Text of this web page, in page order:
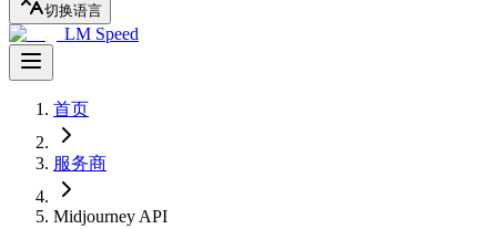
切换语言
LM Speed
首页
服务商
Midjourney API